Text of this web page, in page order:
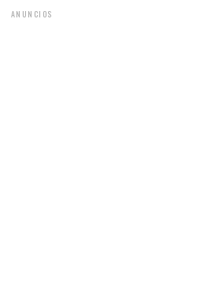
ANUNCIOS